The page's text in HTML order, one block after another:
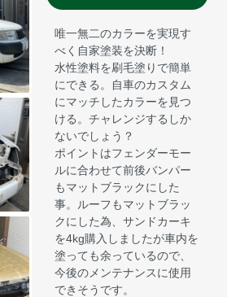
唯一無二のカラーを実現す
べく自家塗装を決断！
水性塗料を刷毛塗りで簡単
にできる。自車のカスタム
にマッチしたカラーを見つ
ける。チャレンジするしか
ないでしょう？
ポイントはフェンダーモー
ルに合わせて前後バンパー
もマットブラックにした
事。ルーフもマットブラッ
クにした為、サンドカーキ
を4kg購入しましたが車内を
塗っても余っているので、
今後のメンテナンスに使用
できそうです。